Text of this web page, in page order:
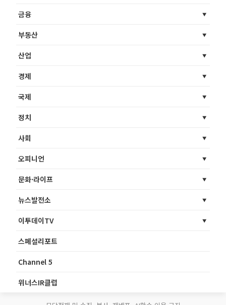
금융
부동산
산업
경제
국제
정치
사회
오피니언
문화·라이프
뉴스발전소
이투데이TV
스페셜리포트
Channel 5
위너스IR클럽